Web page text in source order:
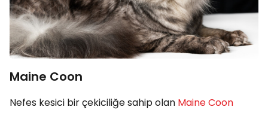
Maine Coon
Nefes kesici bir çekiciliğe sahip olan Maine Coon